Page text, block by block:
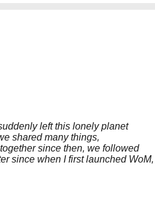
left this lonely planet
shared many things,
since then, we followed
since when I first launched WoM,